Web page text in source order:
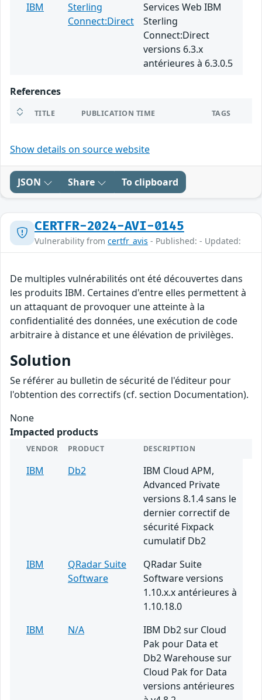
IBM
Sterling
Connect:Direct
Services Web IBM
Sterling
Connect:Direct
versions 6.3.x
antérieures à 6.3.0.5
References
TITLE PUBLICATION TIME TAGS
Show details on source website
JSON Share To clipboard
CERTFR-2024-AVI-0145
Vulnerability from certfr_avis - Published: - Updated:
De multiples vulnérabilités ont été découvertes dans
les produits IBM. Certaines d'entre elles permettent à
un attaquant de provoquer une atteinte à la
confidentialité des données, une exécution de code
arbitraire à distance et une élévation de privilèges.
Solution
Se référer au bulletin de sécurité de l'éditeur pour
l'obtention des correctifs (cf. section Documentation).
None
Impacted products
VENDOR PRODUCT DESCRIPTION
IBM Db2
IBM Cloud APM,
Advanced Private
versions 8.1.4 sans le
dernier correctif de
sécurité Fixpack
cumulatif Db2
IBM
QRadar Suite
Software
QRadar Suite
Software versions
1.10.x.x antérieures à
1.10.18.0
IBM
N/A
IBM Db2 sur Cloud
Pak pour Data et
Db2 Warehouse sur
Cloud Pak for Data
versions antérieures